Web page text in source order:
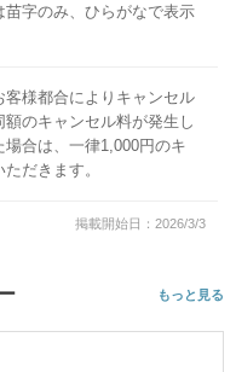
苗字のみ、ひらがなで表示
客様都合によりキャンセル
のキャンセル料が発生し
場合は、一律1,000円のキ
だきます。
掲載開始日：2026/3/3
もっと見る